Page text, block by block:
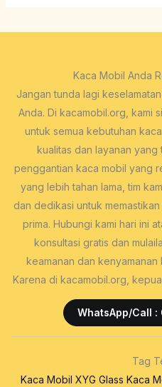
Kaca Mobil Anda
Jangan tunda lagi
Anda. Di kacamobil.org, kami
untuk semua kebutuhan
kualitas dan layanan
penggantian kaca mobil yang
yang lebih tahan lama, tim
dan dedikasi untuk
prima. Hubungi kami hari ini
konsultasi gratis dan
keamanan dan
Karena di kacamobil.org,
WhatsApp/Call :
Tag
Kaca Mobil XYG Glass Kaca